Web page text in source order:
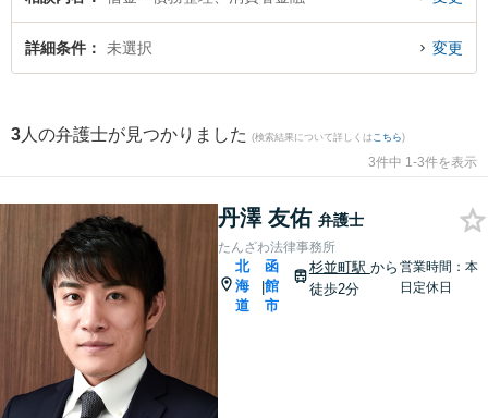
の債務整理のトラブル解決の実績豊富な近くの弁護士を検索したい』『初回相
談無料で消費者金融の債務整理を法律相談できる函館市内の弁護士に相談予約
詳細条件 未選択 変更
3 人の弁護士が見つかりました (検索結果について詳しくは こちら)
3件中 1-3件を表示
丹澤 友佑 弁護士
たんざわ法律事務所
北
海
道
|
函
館
市
杉並町駅 から
徒歩2分
営業時間：本
日定休日